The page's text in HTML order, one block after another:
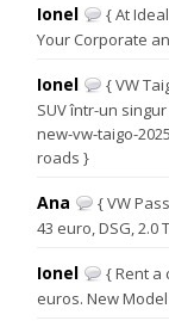
Ionel
{ At
Your Corporate
Ionel
{ VW
SUV într-un
new-vw-taigo-
roads }
Ana
{ VW
43 euro, DSG, 2.0
Ionel
{ Rent a
euros. New